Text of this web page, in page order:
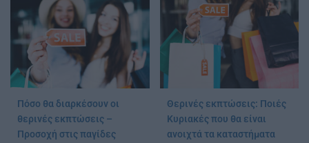
Πόσο θα διαρκέσουν οι
θερινές εκπτώσεις –
Προσοχή στις παγίδες
Θερινές εκπτώσεις: Ποιές
Κυριακές που θα είναι
ανοιχτά τα καταστήματα